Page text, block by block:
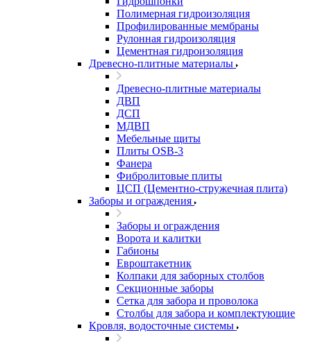
Полимерная гидроизоляция
Профилированные мембраны
Рулонная гидроизоляция
Цементная гидроизоляция
Древесно-плитные материалы
Древесно-плитные материалы
ДВП
ДСП
МДВП
Мебельные щиты
Плиты OSB-3
Фанера
Фибролитовые плиты
ЦСП (Цементно-стружечная плита)
Заборы и ограждения
Заборы и ограждения
Ворота и калитки
Габионы
Евроштакетник
Колпаки для заборных столбов
Секционные заборы
Сетка для забора и проволока
Столбы для забора и комплектующие
Кровля, водосточные системы